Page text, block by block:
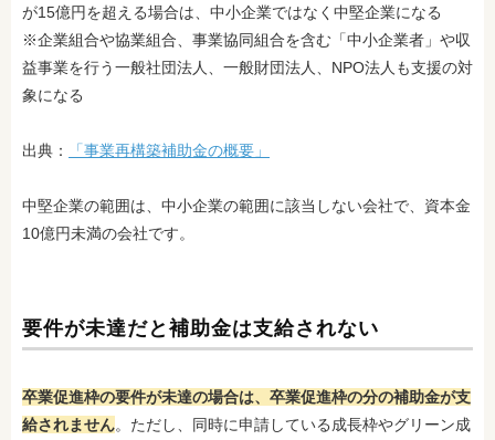
が15億円を超える場合は、中小企業ではなく中堅企業になる
※企業組合や協業組合、事業協同組合を含む「中小企業者」や収
益事業を行う一般社団法人、一般財団法人、NPO法人も支援の対
象になる
出典： 「事業再構築補助金の概要」
中堅企業の範囲は、中小企業の範囲に該当しない会社で、資本金
10億円未満の会社です。
要件が未達だと補助金は支給されない
卒業促進枠の要件が未達の場合は、卒業促進枠の分の補助金が支
給されません。ただし、同時に申請している成長枠やグリーン成